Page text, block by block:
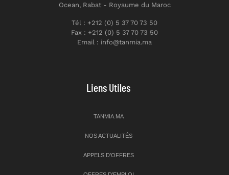
Ocean, Rabat - Royaume du Maroc
Tél : +212 (0) 5 37 70 73 50
Fax : +212 (0) 5 37 70 73 50
Email : info@tanmia.ma
Liens Utiles
TANMIA.MA
NOS ACTUALITÉS
APPELS D’OFFRES